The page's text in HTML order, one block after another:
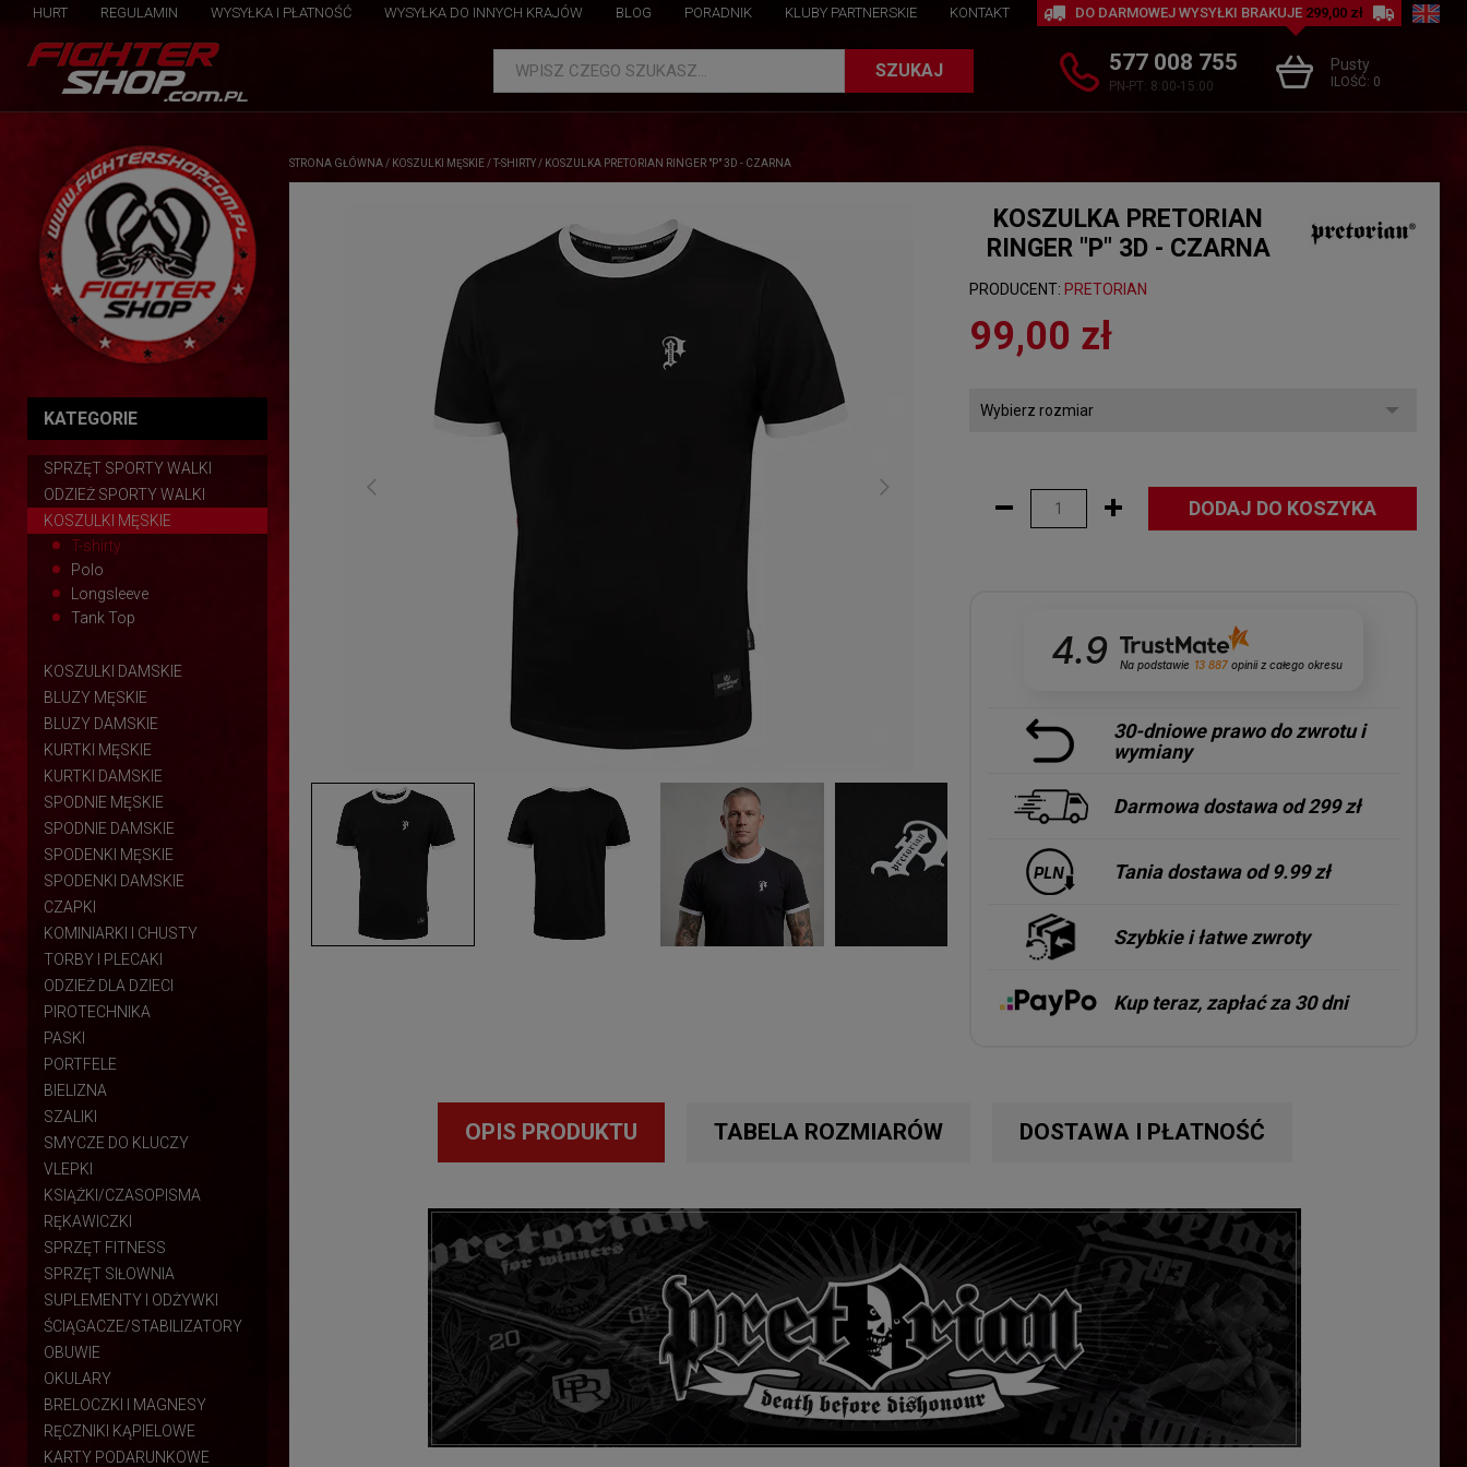
DO DARMOWEJ WYSYŁKI BRAKUJE 299,00 zł
WPISZ CZEGO SZUKASZ... SZUKAJ 577 008 755
PN-PT: 8:00-15:00
Pusty
ILOŚĆ: 0
KATEGORIE
SPRZĘT SPORTY WALKI
ODZIEŻ SPORTY WALKI
KOSZULKI MĘSKIE
T-shirty
Polo
Longsleeve
Tank Top
KOSZULKI DAMSKIE
BLUZY MĘSKIE
BLUZY DAMSKIE
KURTKI MĘSKIE
KURTKI DAMSKIE
SPODNIE MĘSKIE
SPODNIE DAMSKIE
SPODENKI MĘSKIE
SPODENKI DAMSKIE
CZAPKI
KOMINIARKI I CHUSTY
TORBY I PLECAKI
ODZIEŻ DLA DZIECI
PIROTECHNIKA
PASKI
PORTFELE
BIELIZNA
SZALIKI
SMYCZE DO KLUCZY
VLEPKI
KSIĄŻKI/CZASOPISMA
RĘKAWICZKI
SPRZĘT FITNESS
SPRZĘT SIŁOWNIA
SUPLEMENTY I ODŻYWKI
ŚCIĄGACZE/STABILIZATORY
OBUWIE
OKULARY
BRELOCZKI I MAGNESY
RĘCZNIKI KĄPIELOWE
KARTY PODARUNKOWE
HURT REGULAMIN WYSYŁKA I PŁATNOŚĆ WYSYŁKA DO INNYCH KRAJÓW BLOG PORADNIK KLUBY PARTNERSKIE KONTAKT
STRONA GŁÓWNA / KOSZULKI MĘSKIE /T-SHIRTY / KOSZULKA PRETORIAN RINGER "P" 3D - CZARNA
KOSZULKA PRETORIAN
RINGER "P" 3D - CZARNA
PRODUCENT: PRETORIAN
99,00 zł
DODAJ DO KOSZYKA
4.9 Na podstawie 13 887 opiniiz całego okresu
30-dniowe prawo do zwrotu i
wymiany
Darmowa dostawa od 299 zł
Tania dostawa od 9.99 zł
Szybkie i łatwe zwroty
Kup teraz, zapłać za 30 dni
OPIS PRODUKTU TABELA ROZMIARÓW DOSTAWA I PŁATNOŚĆ